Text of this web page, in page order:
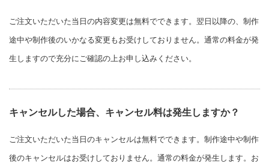
ご注文いただいた当日の内容変更は無料でできます。翌日以降の、制作
途中や制作後のいかなる変更もお受けしておりません。通常の料金が発
生しますので充分にご確認の上お申し込みください。
キャンセルした場合、キャンセル料は発生しますか？
ご注文いただいた当日のキャンセルは無料でできます。制作途中や制作
後のキャンセルはお受けしておりません。通常の料金が発生します。お